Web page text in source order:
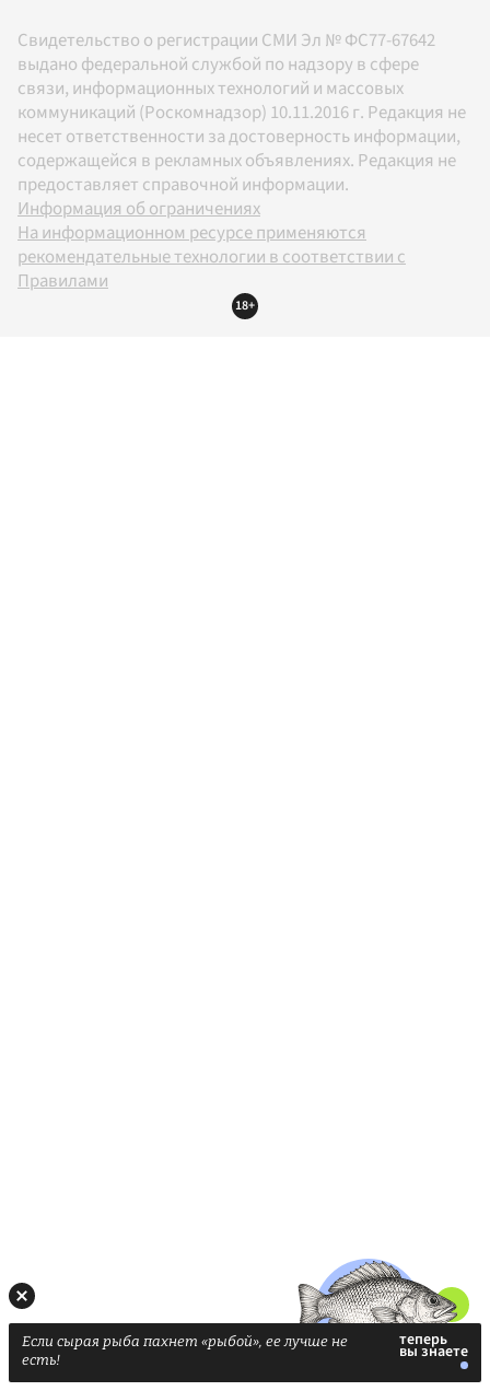
Свидетельство о регистрации СМИ Эл № ФС77-67642
выдано федеральной службой по надзору в сфере
связи, информационных технологий и массовых
коммуникаций (Роскомнадзор) 10.11.2016 г. Редакция не
несет ответственности за достоверность информации,
содержащейся в рекламных объявлениях. Редакция не
предоставляет справочной информации.
Информация об ограничениях
На информационном ресурсе применяются
рекомендательные технологии в соответствии с
Правилами
18+
Если сырая рыба пахнет «рыбой», ее лучше не
есть!